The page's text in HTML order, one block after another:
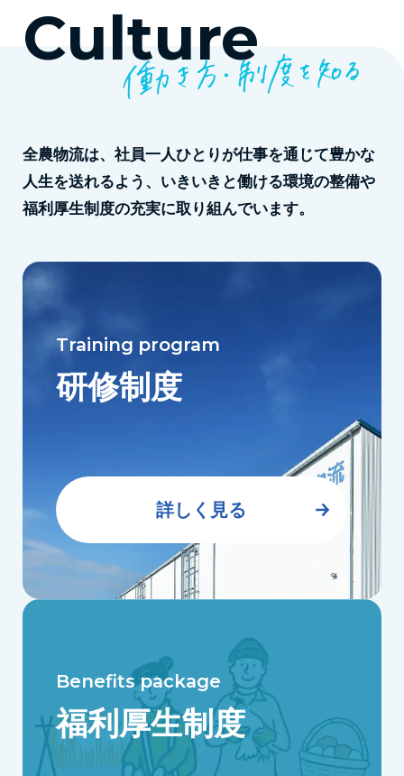
Culture
全農物流は、社員一人ひとりが仕事を通じて豊かな
人生を送れるよう、いきいきと働ける環境の整備や
福利厚生制度の充実に取り組んでいます。
Training program
研修制度
詳しく見る
Benefits package
福利厚⽣制度